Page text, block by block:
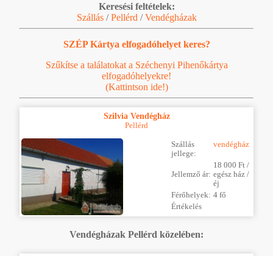
Keresési feltételek:
Szállás/Pellérd /Vendégházak
SZÉP Kártya elfogadóhelyet keres?
Szűkítse a találatokat a Széchenyi Pihenőkártya
elfogadóhelyekre!
(Kattintson ide!)
Szilvia Vendégház
Pellérd
Szállás
jellege:
vendégház
Jellemző ár:
18 000 Ft /
egész ház /
éj
Férőhelyek: 4 fő
Értékelés
Vendégházak Pellérd közelében: